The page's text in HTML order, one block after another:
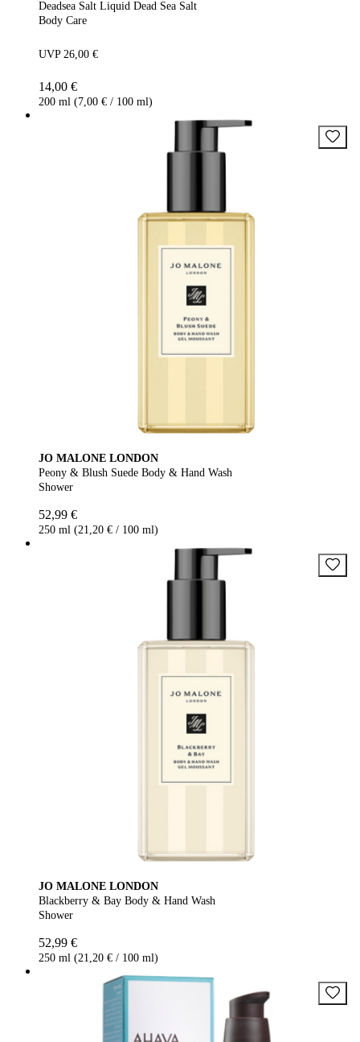
Deadsea Salt Liquid Dead Sea Salt
Body Care
UVP 26,00 €
14,00 €
200 ml (7,00 € / 100 ml)
JO MALONE LONDON
Peony & Blush Suede Body & Hand Wash
Shower
52,99 €
250 ml (21,20 € / 100 ml)
JO MALONE LONDON
Blackberry & Bay Body & Hand Wash
Shower
52,99 €
250 ml (21,20 € / 100 ml)